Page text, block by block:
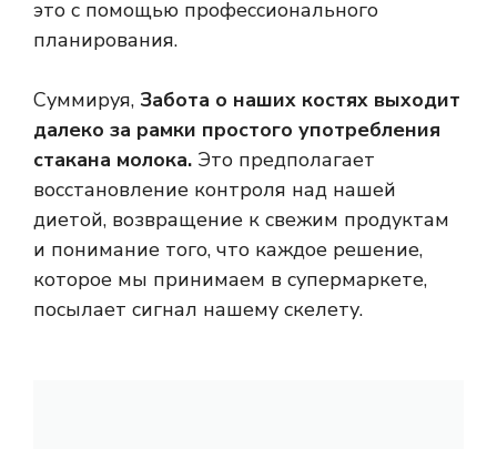
это с помощью профессионального
планирования.
Суммируя, Забота о наших костях выходит
далеко за рамки простого употребления
стакана молока. Это предполагает
восстановление контроля над нашей
диетой, возвращение к свежим продуктам
и понимание того, что каждое решение,
которое мы принимаем в супермаркете,
посылает сигнал нашему скелету.